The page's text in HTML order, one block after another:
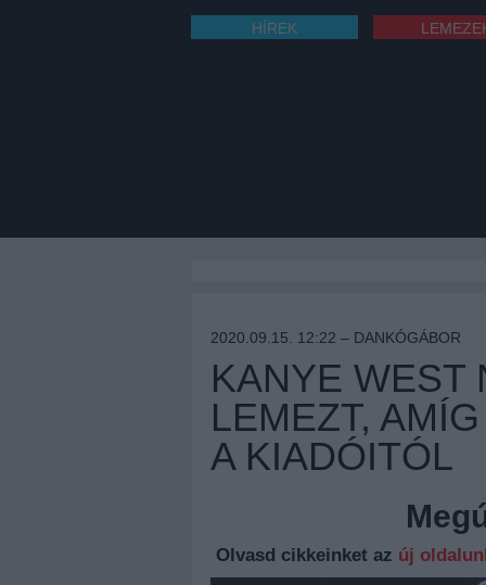
HÍREK
2020.09.15. 12:22 – DANKÓGÁBOR
KANYE WEST
LEMEZT,
A KIADÓITÓL
Olvasd cikkeinket az új